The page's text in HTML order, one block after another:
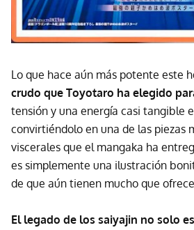
Lo que hace aún más potente este
crudo que Toyotaro ha elegido
tensión y una energía casi tangible
convirtiéndolo en una de las piezas
viscerales que el mangaka ha
es simplemente una ilustración
de que aún tienen mucho que
El legado de los saiyajin no solo